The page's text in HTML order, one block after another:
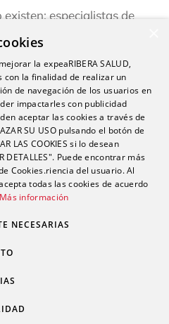
especialistas de
infestada y contagiar a
de darse cuenta de
abdominal: los síntomas
no siempre son
la expeaRIBERA SALUD,
con la finalidad de realizar un
de navegación de los usuarios en
impactarles con publicidad
aceptar las cookies a través de
SU USO pulsando el botón de
LAS COOKIES si lo desean
DETALLES". Puede encontrar más
Cookies.riencia del usuario. Al
todas las cookies de acuerdo
Más información
NECESARIAS